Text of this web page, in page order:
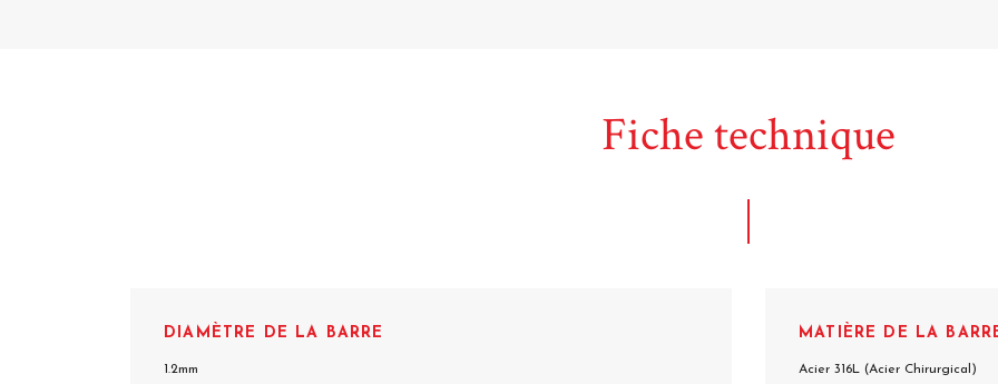
Fiche technique
DIAMÈTRE DE LA BARRE
1.2mm
MATIÈRE DE LA
Acier 316L (Acier Chirurgical)